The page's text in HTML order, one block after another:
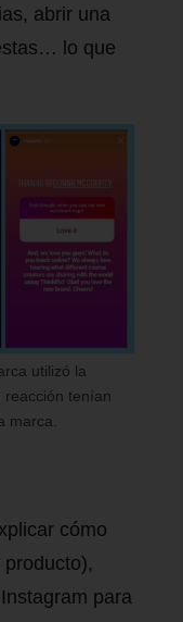
abrir una
lo que
utilizó la
reacción tenían
marca.
cómo
para